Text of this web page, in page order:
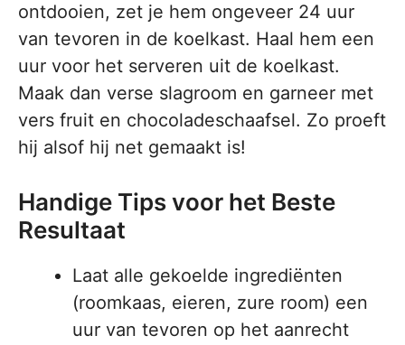
ontdooien, zet je hem ongeveer 24 uur
van tevoren in de koelkast. Haal hem een
uur voor het serveren uit de koelkast.
Maak dan verse slagroom en garneer met
vers fruit en chocoladeschaafsel. Zo proeft
hij alsof hij net gemaakt is!
Handige Tips voor het Beste
Resultaat
Laat alle gekoelde ingrediënten
(roomkaas, eieren, zure room) een
uur van tevoren op het aanrecht